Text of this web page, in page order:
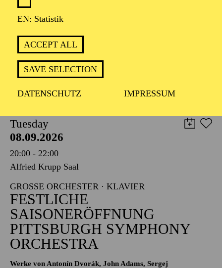
EN: Statistik
ACCEPT ALL
SAVE SELECTION
DATENSCHUTZ IMPRESSUM
BLICK AUF DEN IRAN –
STIMMEN ZUR AKTUELLEN
LAGE
TICKETS
8,00€
Tuesday
08.09.2026
20:00 - 22:00
Alfried Krupp Saal
GROSSE ORCHESTER · KLAVIER
FESTLICHE
SAISONERÖFFNUNG
PITTSBURGH SYMPHONY
ORCHESTRA
Werke von Antonín Dvorák, John Adams, Sergej